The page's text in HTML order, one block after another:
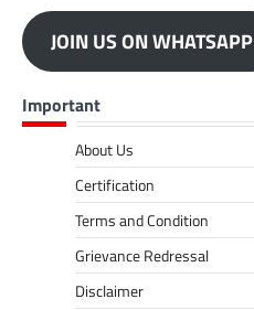
JOIN US ON WHATSAPP
Important
About Us
Certification
Terms and Condition
Grievance Redressal
Disclaimer